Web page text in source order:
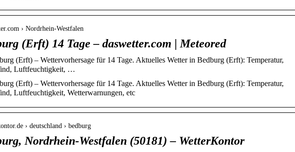
› Nordrhein-Westfalen
(Erft) 14 Tage – daswetter.com | Meteored
(Erft) – Wettervorhersage für 14 Tage. Aktuelles Wetter in Bedburg (Erft): Temperatur,
Luftfeuchtigkeit, …
(Erft) – Wettervorhersage für 14 Tage. Aktuelles Wetter in Bedburg (Erft): Temperatur,
Luftfeuchtigkeit, Wetterwarnungen, etc
› deutschland › bedburg
Nordrhein-Westfalen (50181) – WetterKontor